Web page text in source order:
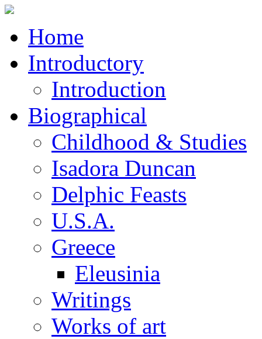
Home
Introductory
Introduction
Biographical
Childhood & Studies
Isadora Duncan
Delphic Feasts
U.S.A.
Greece
Eleusinia
Writings
Works of art